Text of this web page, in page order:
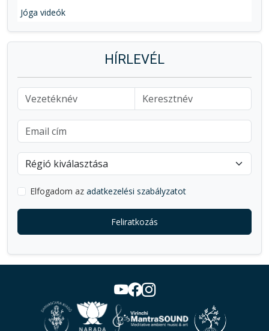
Jóga videók
HÍRLEVÉL
Elfogadom az adatkezelési szabályzatot
Feliratkozás